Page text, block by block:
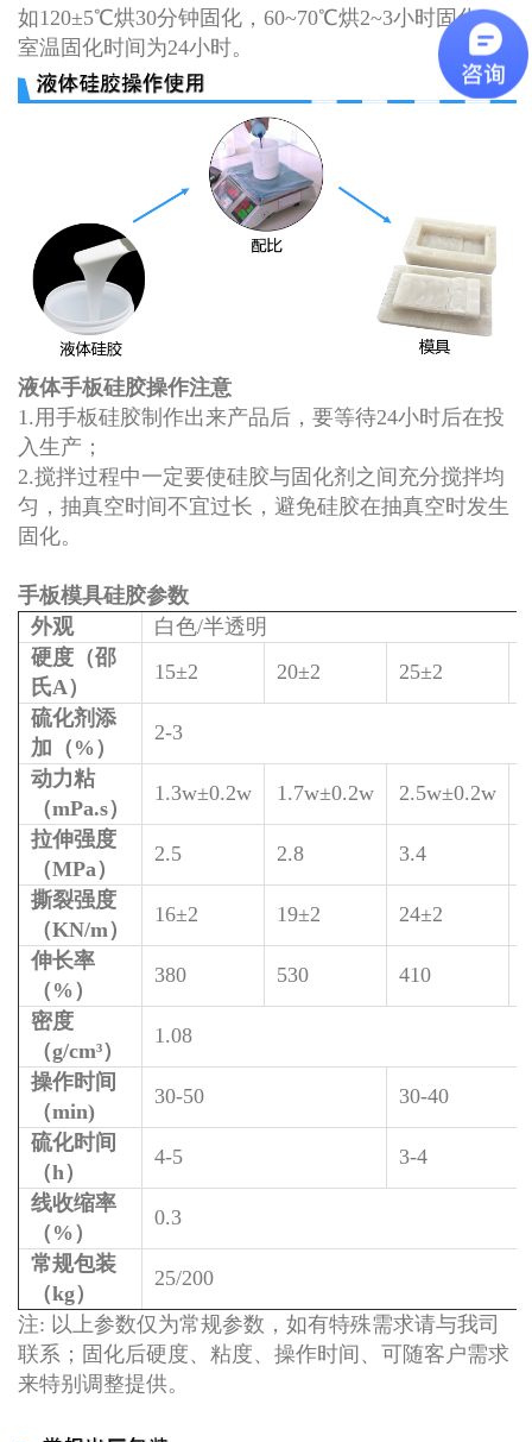
如120±5℃烘30分钟固化，60~70℃烘2~3小时固化，
室温固化时间为24小时。
液体手板硅胶操作注意
1.用手板硅胶制作出来产品后，要等待24小时后在投
入生产；
2.搅拌过程中一定要使硅胶与固化剂之间充分搅拌均
匀，抽真空时间不宜过长，避免硅胶在抽真空时发生
固化。
手板模具硅胶参数
外观
白色/半透明
硬度（邵
氏A）
15±2 20±2 25±2
硫化剂添
加（%）
2-3
动力粘
（mPa.s）
1.3w±0.2w 1.7w±0.2w 2.5w±0.2w
拉伸强度
（MPa）
2.5 2.8 3.4
撕裂强度
（KN/m）
16±2 19±2 24±2
伸长率
（%）
380 530 410
密度
（g/cm³）
1.08
操作时间
（min)
30-50
30-40
硫化时间
（h）
4-5
3-4
线收缩率
（%）
0.3
常规包装
（kg）
25/200
注: 以上参数仅为常规参数，如有特殊需求请与我司
联系；固化后硬度、粘度、操作时间、可随客户需求
来特别调整提供。